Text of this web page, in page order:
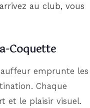
au club, vous
Coquette
emprunte les
Chaque
et le plaisir visuel.